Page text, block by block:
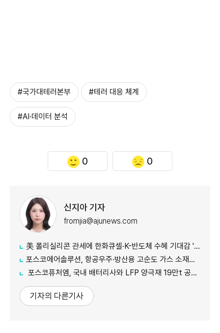
#국가대테러본부 #테러 대응 체계
#AI·데이터 분석
0 0
신지아 기자
fromjia@ajunews.com
美 폴리실리콘 관세에 한화큐셀·K-반도체 수혜 기대감 '쑥'
포스코에어솔루션, 항공우주·방산용 고순도 가스 소재분야 글로벌 인증 획득
포스코퓨처엠, 국내 배터리사와 LFP 양극재 19만t 공급계약 체결
기자의 다른기사